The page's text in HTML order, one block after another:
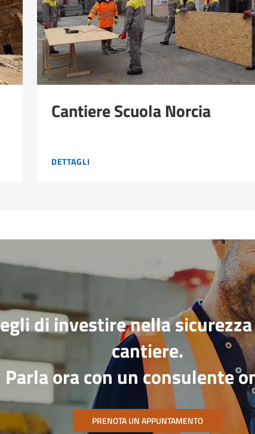
Cantiere Scuola Norcia
DETTAGLI
di investire nella
cantiere.
Parla ora con un consulente
PRENOTA UN APPUNTAMENTO